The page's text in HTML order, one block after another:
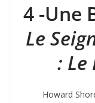
4 -Une
Le
: Le
Howard